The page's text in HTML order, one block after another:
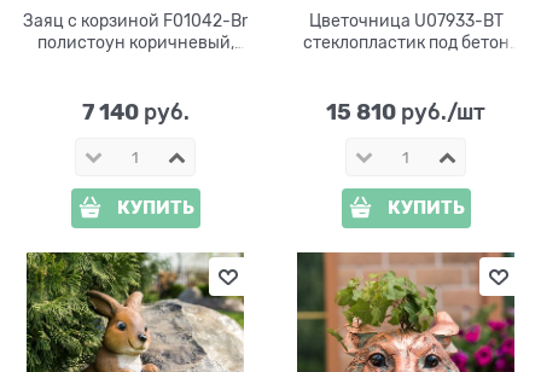
Заяц с корзиной F01042-Br
полистоун коричневый,
7 140 руб.
КУПИТЬ
Цветочница U07933-BT
стеклопластик под бетон
15 810 руб./шт
КУПИТЬ